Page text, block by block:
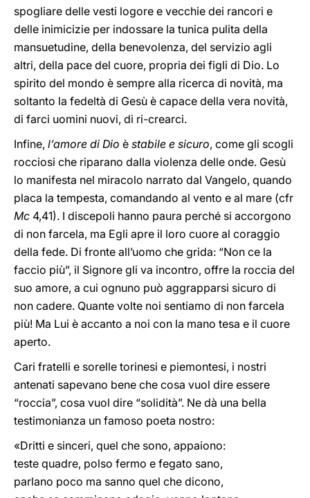
spogliare delle vesti logore e vecchie dei rancori e
delle inimicizie per indossare la tunica pulita della
mansuetudine, della benevolenza, del servizio agli
altri, della pace del cuore, propria dei figli di Dio. Lo
spirito del mondo è sempre alla ricerca di novità, ma
soltanto la fedeltà di Gesù è capace della vera novità,
di farci uomini nuovi, di ri-crearci.
Infine, l’amore di Dio è stabile e sicuro, come gli scogli
rocciosi che riparano dalla violenza delle onde. Gesù
lo manifesta nel miracolo narrato dal Vangelo, quando
placa la tempesta, comandando al vento e al mare (cfr
Mc 4,41). I discepoli hanno paura perché si accorgono
di non farcela, ma Egli apre il loro cuore al coraggio
della fede. Di fronte all’uomo che grida: “Non ce la
faccio più”, il Signore gli va incontro, offre la roccia del
suo amore, a cui ognuno può aggrapparsi sicuro di
non cadere. Quante volte noi sentiamo di non farcela
più! Ma Lui è accanto a noi con la mano tesa e il cuore
aperto.
Cari fratelli e sorelle torinesi e piemontesi, i nostri
antenati sapevano bene che cosa vuol dire essere
“roccia”, cosa vuol dire “solidità”. Ne dà una bella
testimonianza un famoso poeta nostro:
«Dritti e sinceri, quel che sono, appaiono:
teste quadre, polso fermo e fegato sano,
parlano poco ma sanno quel che dicono,